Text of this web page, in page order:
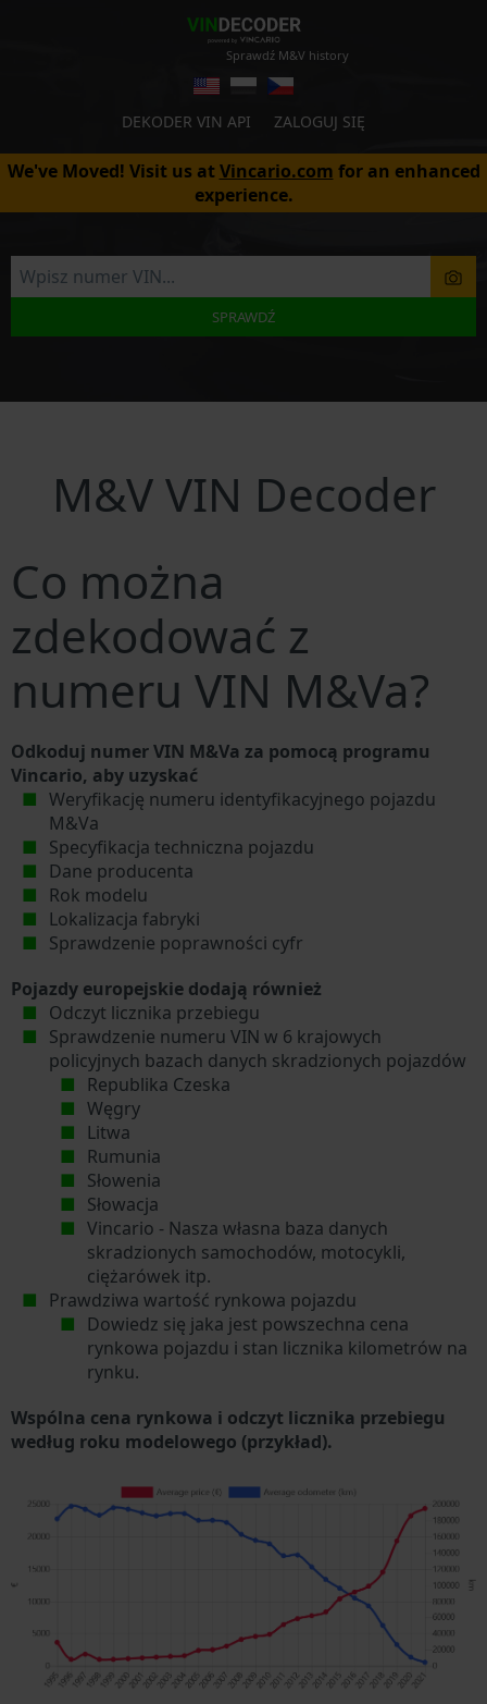
Sprawdź M&V history
DEKODER VIN API ZALOGUJ SIĘ
We've Moved! Visit us atVincario.com for an enhanced
experience.
SPRAWDŹ
M&V VIN Decoder
Co można
zdekodować z
numeru VIN M&Va?
Odkoduj numer VIN M&Va za pomocą programu
Vincario, aby uzyskać
Weryfikację numeru identyfikacyjnego pojazdu
M&Va
Specyfikacja techniczna pojazdu
Dane producenta
Rok modelu
Lokalizacja fabryki
Sprawdzenie poprawności cyfr
Pojazdy europejskie dodają również
Odczyt licznika przebiegu
Sprawdzenie numeru VIN w 6 krajowych
policyjnych bazach danych skradzionych pojazdów
Republika Czeska
Węgry
Litwa
Rumunia
Słowenia
Słowacja
Vincario - Nasza własna baza danych
skradzionych samochodów, motocykli,
ciężarówek itp.
Prawdziwa wartość rynkowa pojazdu
Dowiedz się jaka jest powszechna cena
rynkowa pojazdu i stan licznika kilometrów na
rynku.
Wspólna cena rynkowa i odczyt licznika przebiegu
według roku modelowego (przykład).